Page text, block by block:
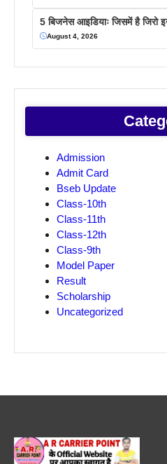
5 बिजनेस आइडियाः जिसमें है जिरो
August 4, 2026
Admission
Admit Card
Bseb Update
Class-10th
Class-11th
Class-12th
Class-9th
Model Paper
Result
Scholarship
Uncategorized